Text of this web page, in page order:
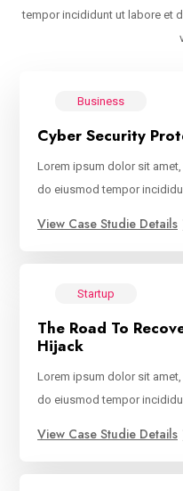
tempor incididunt ut labore et
Business
Cyber Security
Lorem ipsum dolor sit
do eiusmod tempor
View Case Studie Details
Startup
The Road To
Hijack
Lorem ipsum dolor sit
do eiusmod tempor
View Case Studie Details